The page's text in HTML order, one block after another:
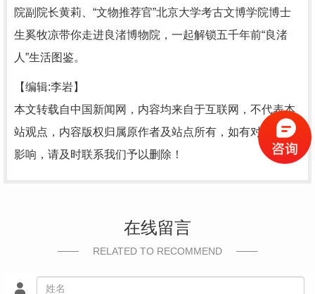
院副院长黄莉、“文物推荐官”北京大学考古文博学院博士
生奚牧凉带你走进良渚博物院，一起解锁五千年前“良渚
人”生活图鉴。
【编辑:李岩】
本文转载自中国新闻网，内容均来自于互联网，不代表本
站观点，内容版权归属原作者及站点所有，如有对您造成
影响，请及时联系我们予以删除！
在线留言
RELATED TO RECOMMEND